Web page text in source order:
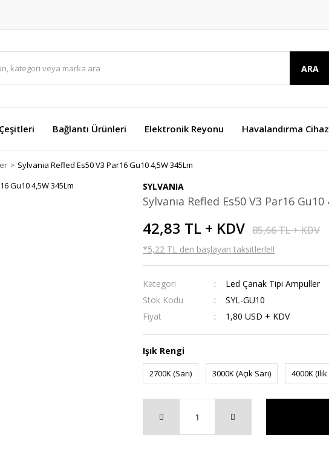
ARA
Bağlantı Ürünleri Elektronik Reyonu Havalandırma
Sylvanıa Refled Es50 V3 Par16 Gu10 4,5W 345Lm
SYLVANIA
Sylvanıa Refled Es50 V3 Par16
42,83 TL + KDV 85,66 TL + KDV
*5,22 TL den başlayan taksitlerle!!
Kategori
Led Çanak Tipi Ampuller
Stok Kodu
SYL-GU10
Fiyat
1,80 USD + KDV
Işık Rengi
2700K (Sarı) 3000K (Açık Sarı) 4000K